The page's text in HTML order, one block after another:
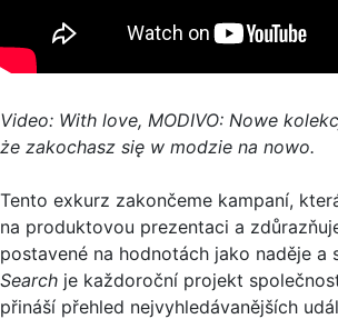
Video: With love, MODIVO: Nowe
że zakochasz się w modzie na nowo.
Tento exkurz zakončeme kampaní,
na produktovou prezentaci a
postavené na hodnotách jako naděje a
Search je každoroční projekt
přináší přehled nejvyhledávanějších